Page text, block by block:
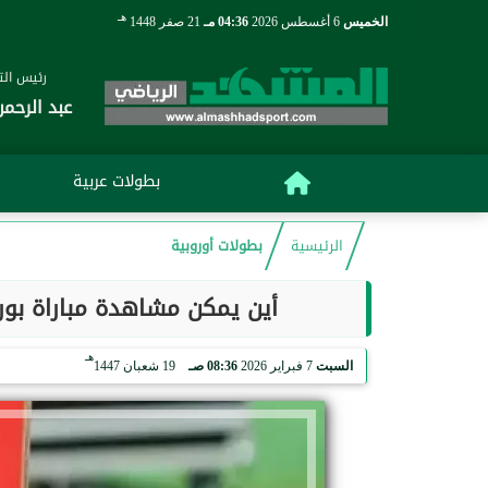
الخميس 04:36 مـ 21 صفر 1448 هـ
رئيس
عبد
بطولات عربية
الرئيسية بطولات أوروبية
أين يمكن مشاهدة مباراة
السبت 7 فبراير 2026 08:36 صـ 19 شعبان 1447
هـ